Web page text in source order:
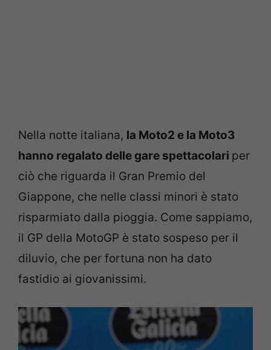
Nella notte italiana, la Moto2 e la Moto3
hanno regalato delle gare spettacolari per
ciò che riguarda il Gran Premio del
Giappone, che nelle classi minori è stato
risparmiato dalla pioggia. Come sappiamo,
il GP della MotoGP è stato sospeso per il
diluvio, che per fortuna non ha dato
fastidio ai giovanissimi.